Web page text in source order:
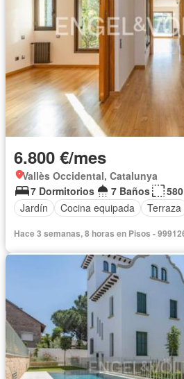
6.800 €/mes
Vallès Occidental, Catalunya
7 Dormitorios
7 Baños
Jardín
Cocina equipada Terraza
Hace 3 semanas, 8 horas en Pisos -